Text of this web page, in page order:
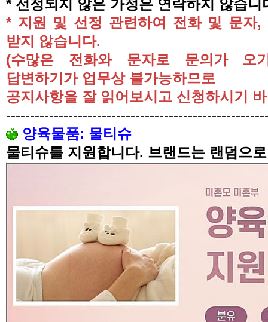
* 선정되지 않은 가정은 연락하지 않습니
* 지원 및 선정 관련하여 전화 및 문자,
받지 않습니다.
(수많은 전화와 문자로 문의가 오
답변하기가 업무상 불가능하므로
공지사항을 잘 읽어보시고 신청하시기
양육물품: 물티슈
물티슈를 지원합니다. 브랜드는 랜덤으